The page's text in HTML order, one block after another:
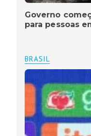
Governo
para pessoas
BRASIL